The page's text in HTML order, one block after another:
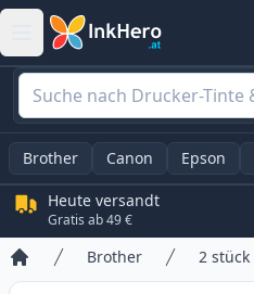
Brother Canon Epson
Heute versandt
Gratis ab 49 €
Startseite
Brother